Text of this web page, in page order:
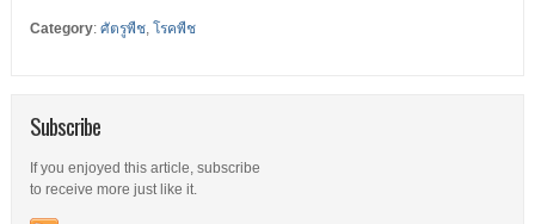
Category: ศัตรูพืช, โรคพืช
Subscribe
If you enjoyed this article, subscribe
to receive more just like it.